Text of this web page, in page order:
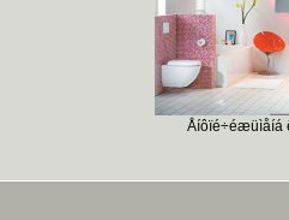
Åíôïé÷éæüìåíá